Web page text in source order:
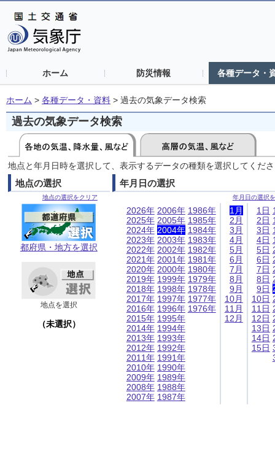
ホーム 防災情報 各種データ・
ホーム > 各種データ・資料 > 過去の気象データ検索
過去の気象データ検索
地点と年月日時を選択して、表示するデータの種類を選択してくだ
地点の選択
地点の選択をクリア
都府県・地方を選択
地点を選択
（未選択）
年月日の選択
年月日の選択
2026年
2025年
2024年
2023年
2022年
2021年
2020年
2019年
2018年
2017年
2016年
2015年
2014年
2013年
2012年
2011年
2010年
2009年
2008年
2007年
2006年
2005年
2004年
2003年
2002年
2001年
2000年
1999年
1998年
1997年
1996年
1995年
1994年
1993年
1992年
1991年
1990年
1989年
1988年
1987年
1986年
1985年
1984年
1983年
1982年
1981年
1980年
1979年
1978年
1977年
1976年
1月
2月
3月
4月
5月
6月
7月
8月
9月
10月
11月
12月
1日
2日
3日
4日
5日
6日
7日
8日
9日
10日
11日
12日
13日
14日
15日